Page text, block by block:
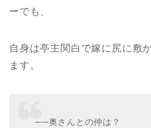
ーでも、
自身は亭主関白で嫁に尻に敷
ます。
──奥さんとの仲は？